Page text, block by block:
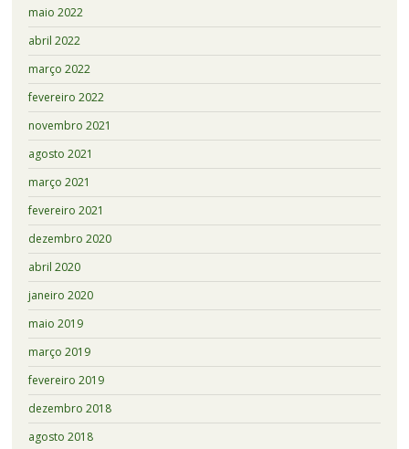
maio 2022
abril 2022
março 2022
fevereiro 2022
novembro 2021
agosto 2021
março 2021
fevereiro 2021
dezembro 2020
abril 2020
janeiro 2020
maio 2019
março 2019
fevereiro 2019
dezembro 2018
agosto 2018